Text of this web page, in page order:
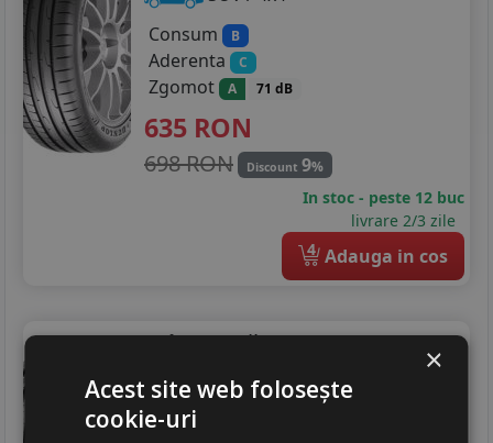
Consum
B
Aderenta C
Zgomot A 71 dB
635 RON
698 RON Discount 9%
In stoc - peste 12 buc
livrare 2/3 zile
4 Adauga in cos
PrinxAquila rev
235/50 R18 101Y
SUV / 4x4
×
Acest site web folosește
cookie-uri